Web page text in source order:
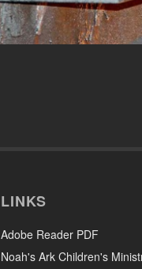
LINKS
Adobe Reader PDF
Noah's Ark Children's